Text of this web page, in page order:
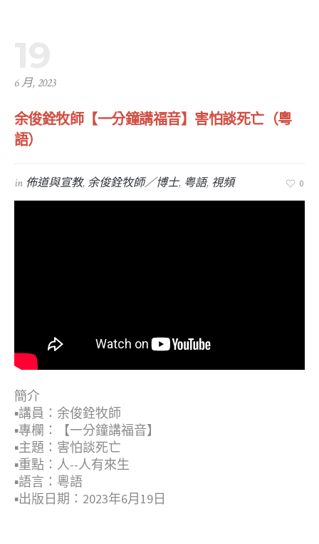
6 月, 2023
余俊銓牧師【一分鐘講福音】害怕談死亡（粵
語）
in 佈道與宣教, 余俊銓牧師／博士, 粤語, 視頻 0
簡介
▪︎講員：余俊銓牧師
▪︎專欄：【一分鐘講福音】
▪︎主題：害怕談死亡
▪︎重點：人--人有來生
▪︎語言：粵語
▪︎出版日期：2023年6月19日